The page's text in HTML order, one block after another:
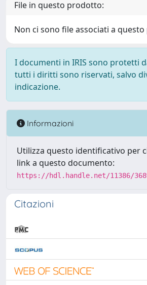
File in questo prodotto:
Non ci sono file associati a
I documenti in IRIS sono protetti
tutti i diritti sono riservati, salvo
indicazione.
Informazioni
Utilizza questo identificativo per
link a questo documento:
https://hdl.handle.net/11386/
Citazioni